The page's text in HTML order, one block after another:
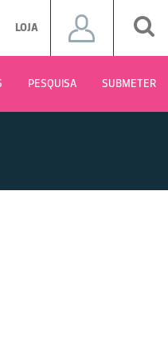
LOJA
PESQUISA SUBMETER